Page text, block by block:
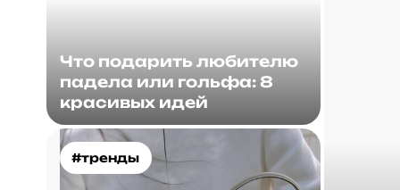
Что подарить любителю
падела или гольфа: 8
красивых идей
#тренды